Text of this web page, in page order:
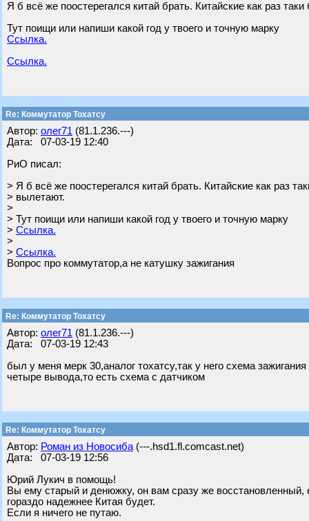
Я б всё же поостерегался китай брать. Китайские как раз
Тут поищи или напиши какой год у твоего и точную марку
Ссылка.
Ссылка.
Re: Коммутатор Тохатсу
Автор: олег71 (81.1.236.---)
Дата: 07-03-19 12:40
РиО писал:
> Я б всё же поостерегался китай брать. Китайские как раз
> вылетают.
>
> Тут поищи или напиши какой год у твоего и точную марку
> Ссылка.
>
> Ссылка.
Вопрос про коммутатор,а не катушку зажигания
Re: Коммутатор Тохатсу
Автор: олег71 (81.1.236.---)
Дата: 07-03-19 12:43
был у меня мерк 30,аналог тохатсу,так у него схема
четыре вывода,то есть схема с датчиком
Re: Коммутатор Тохатсу
Автор: Роман из Новосиба (---.hsd1.fl.comcast.net)
Дата: 07-03-19 12:56
Юрий Лукич в помощь!
Вы ему старый и денюжку, он вам сразу же
гораздо надежнее Китая будет.
Если я ничего не путаю.